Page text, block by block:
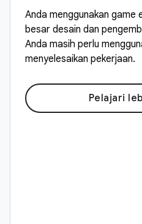
Anda menggunakan game
besar desain dan
Anda masih perlu
menyelesaikan pekerjaan.
Pelajari